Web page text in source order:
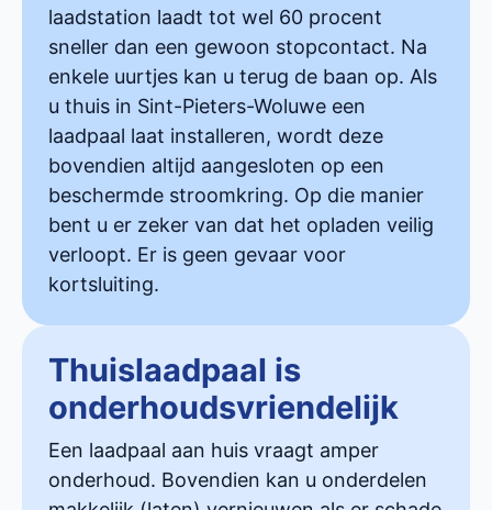
laadstation laadt tot wel 60 procent
sneller dan een gewoon stopcontact. Na
enkele uurtjes kan u terug de baan op. Als
u thuis in Sint-Pieters-Woluwe een
laadpaal laat installeren, wordt deze
bovendien altijd aangesloten op een
beschermde stroomkring. Op die manier
bent u er zeker van dat het opladen veilig
verloopt. Er is geen gevaar voor
kortsluiting.
Thuislaadpaal is
onderhoudsvriendelijk
Een laadpaal aan huis vraagt amper
onderhoud. Bovendien kan u onderdelen